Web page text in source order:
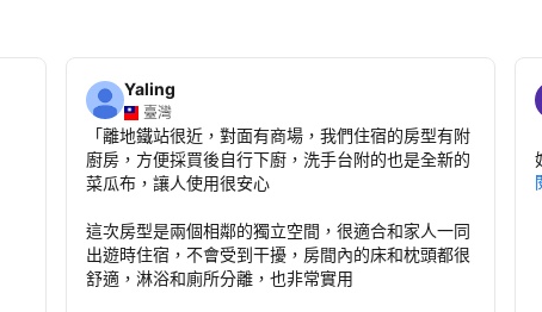
Yaling
臺灣
「離地鐵站很近，對面有商場，我們住宿的房型有附
廚房，方便採買後自行下廚，洗手台附的也是全新的
菜瓜布，讓人使用很安心
這次房型是兩個相鄰的獨立空間，很適合和家人一同
出遊時住宿，不會受到干擾，房間內的床和枕頭都很
舒適，淋浴和廁所分離，也非常實用